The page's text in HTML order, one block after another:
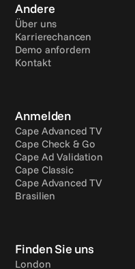
Andere
Über uns
Karrierechancen
Demo anfordern
Kontakt
Anmelden
Cape Advanced TV
Cape Check & Go
Cape Ad Validation
Cape Classic
Cape Advanced TV
Brasilien
Finden Sie uns
London